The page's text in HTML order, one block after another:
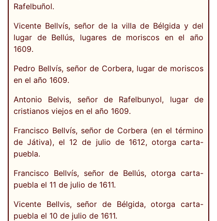
Rafelbuñol.
Vicente Bellvís, señor de la villa de Bélgida y del
lugar de Bellús, lugares de moriscos en el año
1609.
Pedro Bellvís, señor de Corbera, lugar de moriscos
en el año 1609.
Antonio Belvis, señor de Rafelbunyol, lugar de
cristianos viejos en el año 1609.
Francisco Bellvís, señor de Corbera (en el término
de Játiva), el 12 de julio de 1612, otorga carta-
puebla.
Francisco Bellvís, señor de Bellús, otorga carta-
puebla el 11 de julio de 1611.
Vicente Bellvis, señor de Bélgida, otorga carta-
puebla el 10 de julio de 1611.